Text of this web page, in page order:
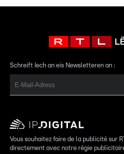
Schreift Iech an eis Newsletteren an :
Vous souhaitez faire de la publicité sur
directement avec notre régie